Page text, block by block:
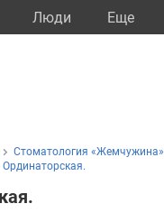
Люди Eще
Стоматология «Жемчужина»
Ординаторская.